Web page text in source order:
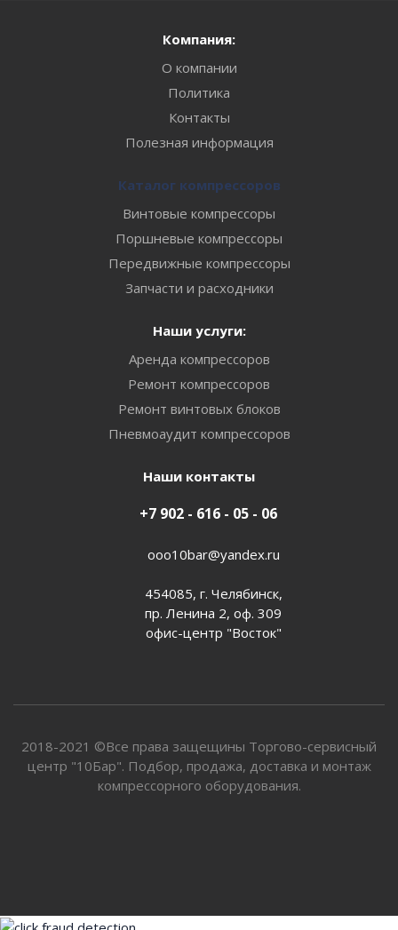
Компания:
О компании
Политика
Контакты
Полезная информация
Каталог компрессоров
Винтовые компрессоры
Поршневые компрессоры
Передвижные компрессоры
Запчасти и расходники
Наши услуги:
Аренда компрессоров
Ремонт компрессоров
Ремонт винтовых блоков
Пневмоаудит компрессоров
Наши контакты
+7 902 - 616 - 05 - 06
ooo10bar@yandex.ru
454085, г. Челябинск,
пр. Ленина 2, оф. 309
офис-центр "Восток"
2018-2021 ©Все права защещины Торгово-сервисный
центр "10Бар". Подбор, продажа, доставка и монтаж
компрессорного оборудования.